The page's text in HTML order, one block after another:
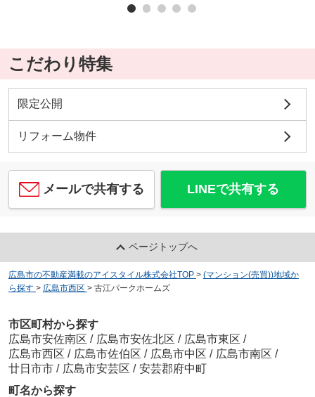
こだわり特集
限定公開
リフォーム物件
メールで共有する LINEで共有する
ページトップへ
広島市の不動産満載のアイスタイル株式会社TOP > (マンション(売買))地域か
ら探す > 広島市西区 > 古江パークホームズ
市区町村から探す
広島市安佐南区 / 広島市安佐北区 / 広島市東区 /
広島市西区 / 広島市佐伯区 / 広島市中区 / 広島市南区 /
廿日市市 / 広島市安芸区 / 安芸郡府中町
町名から探す